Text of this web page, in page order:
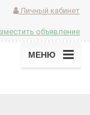
Личный кабинет
объявление
МЕНЮ